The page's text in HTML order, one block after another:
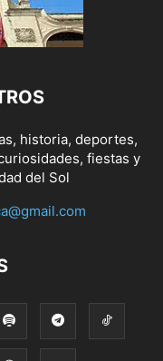
historia, deportes,
fiestas y
del Sol